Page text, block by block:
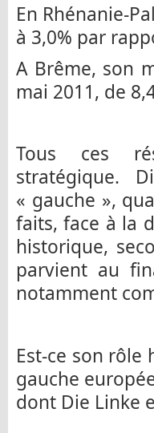
En Rhénanie-
à 3,0% par
A Brême, son
mai 2011, de
Tous ces
stratégique.
« gauche »,
faits, face à la
historique,
parvient au
notamment
Est-ce son rôle
gauche
dont Die Linke